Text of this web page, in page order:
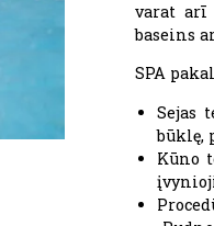
varat arī
baseins
SPA
Sejas
būklę,
Kūno